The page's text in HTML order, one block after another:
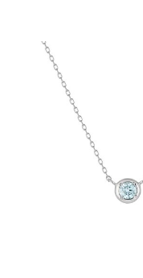
リングサイズ